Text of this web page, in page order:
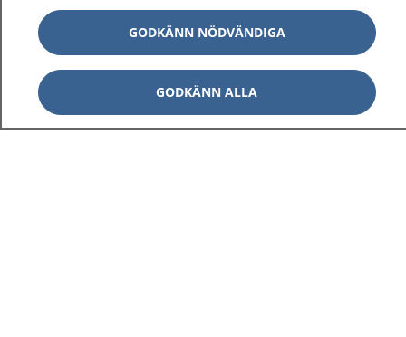
GODKÄNN NÖDVÄNDIGA
GODKÄNN ALLA